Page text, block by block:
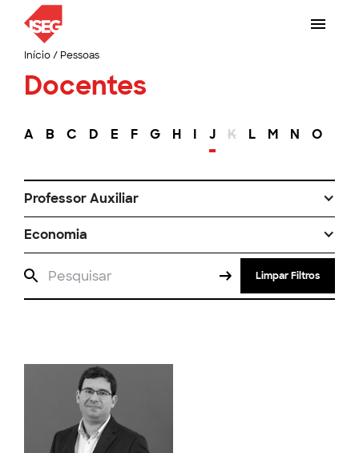
Início/ Pessoas
Docentes
A B C D E F G H I J K L M N O
Professor Auxiliar
Economia
Limpar Filtros